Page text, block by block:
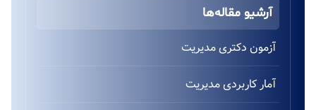
آرشیو مقاله‌ها
آزمون دکتری مدیریت
آمار کاربردی مدیریت